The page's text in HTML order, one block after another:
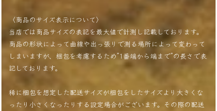
〈商品のサイズ表示について〉
当店では商品サイズの表記を最大値で計測し記載しております。
商品の形状によって曲線や出っ張りで測る場所によって変わって
しまいますが、梱包を考慮するため”1番端から端まで”の長さで表
記しております。
稀に梱包を想定した配送サイズが梱包をしたサイズより大きくな
ったり小さくなったりする設定場合がございます。その際の配送